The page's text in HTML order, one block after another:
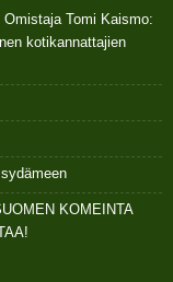
Tomi Kaismo:
kotikannattajien
KOMEINTA